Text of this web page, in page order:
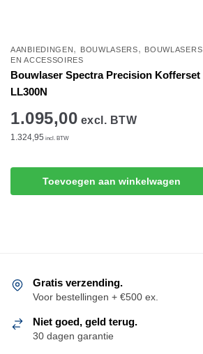
AANBIEDINGEN , BOUWLASERS,
BOUWLASERS
EN ACCESSOIRES
Bouwlaser Spectra Precision Kofferset
LL300N
1.095,00 excl. BTW
1.324,95 incl. BTW
Toevoegen aan winkelwagen
Gratis verzending.
Voor bestellingen + €500 ex.
Niet goed, geld terug.
30 dagen garantie